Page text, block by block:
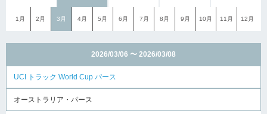
1月 2月 3月 4月 5月 6月 7月 8月 9月 10月 11月 12月
2026/03/06 〜 2026/03/08
UCI トラック World Cup パース
オーストラリア・パース